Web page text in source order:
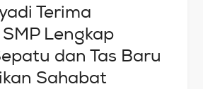
Terima
Lengkap
dan Tas Baru
Sahabat